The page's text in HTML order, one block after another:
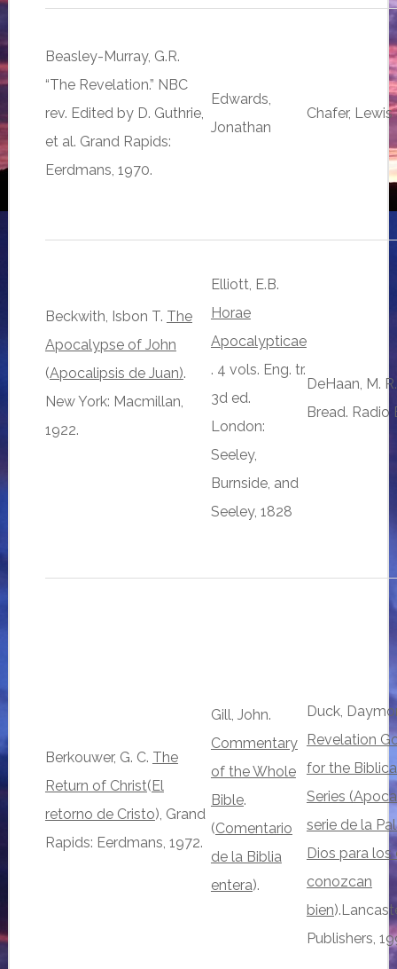
Beasley-Murray, G.R.
“The Revelation.” NBC
rev. Edited by D. Guthrie,
et al. Grand Rapids:
Eerdmans, 1970.
Edwards,
Jonathan
Chafer, Lewis
Beckwith, Isbon T. The
Apocalypse of John
(Apocalipsis de Juan).
New York: Macmillan,
1922.
Elliott, E.B.
Horae
Apocalypticae
. 4 vols. Eng. tr.
3d ed.
London:
Seeley,
Burnside, and
Seeley, 1828
DeHaan, M.
Bread. Radio
Berkouwer, G. C. The
Return of Christ(El
retorno de Cristo), Grand
Rapids: Eerdmans, 1972.
Gill, John.
Commentary
of the Whole
Bible.
(Comentario
de la Biblia
entera).
Duck,
Revelation
for the
Series
serie de la
Dios para los
conozcan
bien
Publishers,